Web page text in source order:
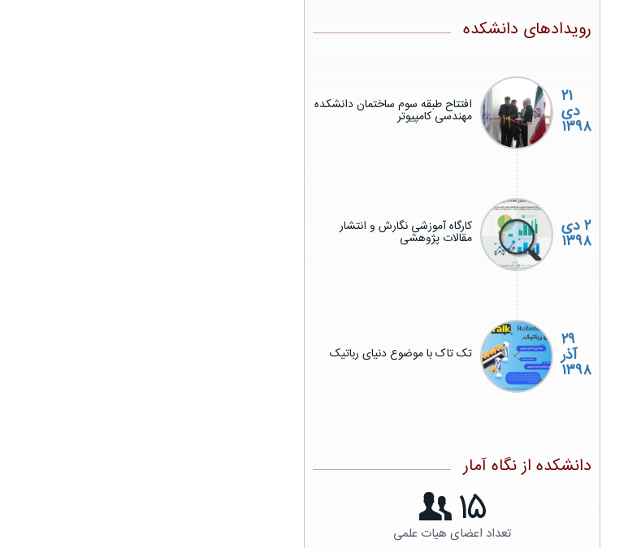
رویدادهای دانشکده
۲۱
دی
۱۳۹۸
افتتاح طبقه سوم ساختمان دانشکده
مهندسی کامپیوتر
۲ دی
۱۳۹۸
کارگاه آموزشی نگارش و انتشار
مقالات پژوهشی
۲۹
آذر
۱۳۹۸
تک تاک با موضوع دنیای رباتیک
دانشکده از نگاه آمار
15
تعداد اعضای هیات علمی